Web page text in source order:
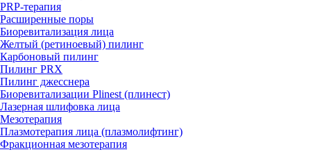
PRP-терапия
Расширенные поры
Биоревитализация лица
Желтый (ретиноевый) пилинг
Карбоновый пилинг
Пилинг PRX
Пилинг джесснера
Биоревитализации Plinest (плинест)
Лазерная шлифовка лица
Мезотерапия
Плазмотерапия лица (плазмолифтинг)
Фракционная мезотерапия